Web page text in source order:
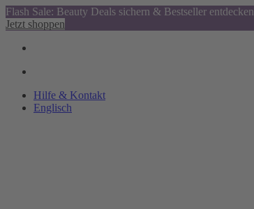
Flash Sale: Beauty Deals sichern & Bestseller entdecken
Jetzt shoppen
Hilfe & Kontakt
Englisch